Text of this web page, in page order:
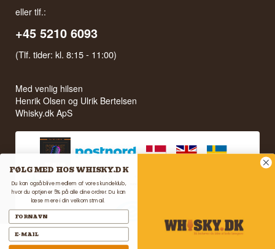
eller tlf.:
+45 5210 6093
(Tlf. tider: kl. 8:15 - 11:00)
Med venlig hilsen
Henrik Olsen og Ulrik Bertelsen
Whisky.dk ApS
FØLG MED HOS WHISKY.DK
Du kan også blive medlem af vores kundeklub,
hvor du optjener 5% på alle dine ordrer. Du kan
læse mere i din velkomstmail.